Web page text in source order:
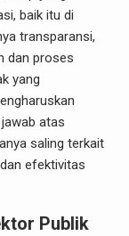
baik itu di
transparansi,
dan proses
yang
atas
saling terkait
efektivitas
Publik